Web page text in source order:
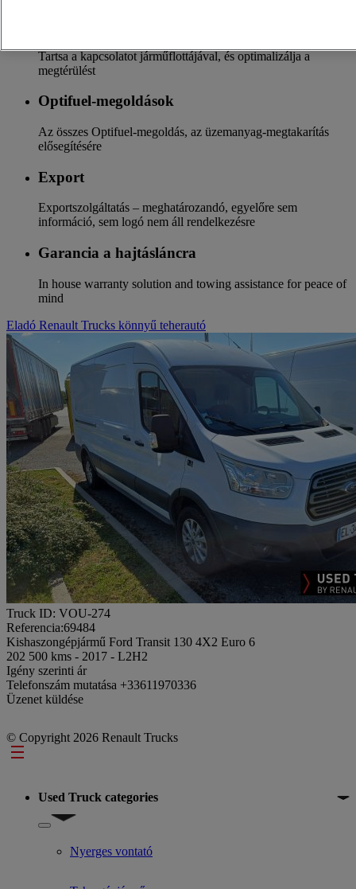
Tartsa a kapcsolatot járműflottájával, és optimalizálja a
megtérülést
Optifuel-megoldások
Az összes Optifuel-megoldás, az üzemanyag-megtakarítás
elősegítésére
Export
Exportszolgáltatás – meghatározandó, egyelőre sem
információ, sem logó nem áll rendelkezésre
Garancia a hajtásláncra
In house warranty solution and towing assistance for peace of
mind
Eladó Renault Trucks könnyű teherautó
Truck ID: VOU-274
Referencia:69484
Kishaszongépjármű Ford Transit 130 4X2 Euro 6
202 500 kms - 2017 - L2H2
Igény szerinti ár
Telefonszám mutatása +33611970336
Üzenet küldése
© Copyright 2026 Renault Trucks
Footer
Used Truck categories
Show submenu for Used Truck categories
Nyerges vontató